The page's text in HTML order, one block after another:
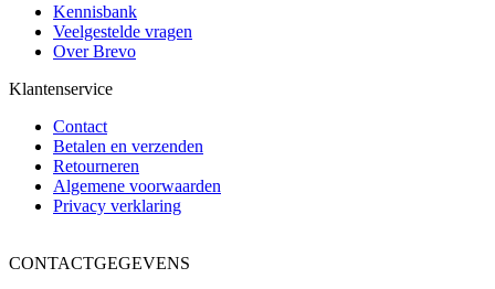
Kennisbank
Veelgestelde vragen
Over Brevo
Klantenservice
Contact
Betalen en verzenden
Retourneren
Algemene voorwaarden
Privacy verklaring
CONTACTGEGEVENS